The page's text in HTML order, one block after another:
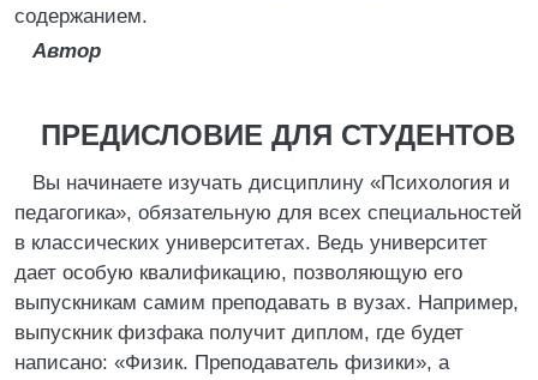
содержанием.
Автор
ПРЕДИСЛОВИЕ ДЛЯ СТУДЕНТОВ
Вы начинаете изучать дисциплину «Психология и
педагогика», обязательную для всех специальностей
в классических университетах. Ведь университет
дает особую квалификацию, позволяющую его
выпускникам самим преподавать в вузах. Например,
выпускник физфака получит диплом, где будет
написано: «Физик. Преподаватель физики», а